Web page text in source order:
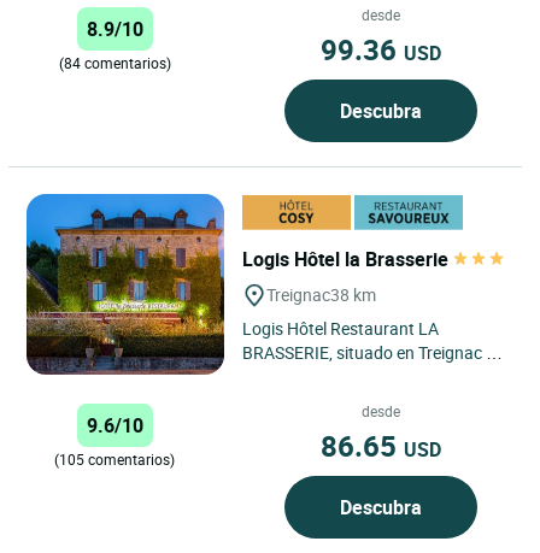
del foie gras en Périgord...
8.9/10
(84 comentarios)
desde
99.36 USD
Descubra
Logis Hôtel la Brasserie
Treignac38 km
Logis Hôtel Restaurant LA
BRASSERIE, situado en Treignac en
9.6/10
(105 comentarios)
desde
86.65 USD
Descubra